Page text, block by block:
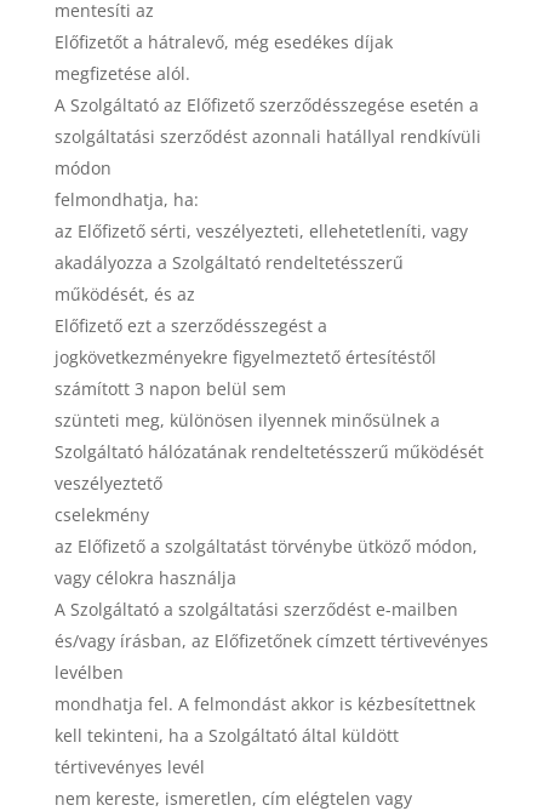
mentesíti az
Előfizetőt a hátralevő, még esedékes díjak
megfizetése alól.
A Szolgáltató az Előfizető szerződésszegése esetén a
szolgáltatási szerződést azonnali hatállyal rendkívüli
módon
felmondhatja, ha:
az Előfizető sérti, veszélyezteti, ellehetetleníti, vagy
akadályozza a Szolgáltató rendeltetésszerű
működését, és az
Előfizető ezt a szerződésszegést a
jogkövetkezményekre figyelmeztető értesítéstől
számított 3 napon belül sem
szünteti meg, különösen ilyennek minősülnek a
Szolgáltató hálózatának rendeltetésszerű működését
veszélyeztető
cselekmény
az Előfizető a szolgáltatást törvénybe ütköző módon,
vagy célokra használja
A Szolgáltató a szolgáltatási szerződést e-mailben
és/vagy írásban, az Előfizetőnek címzett tértivevényes
levélben
mondhatja fel. A felmondást akkor is kézbesítettnek
kell tekinteni, ha a Szolgáltató által küldött
tértivevényes levél
nem kereste, ismeretlen, cím elégtelen vagy